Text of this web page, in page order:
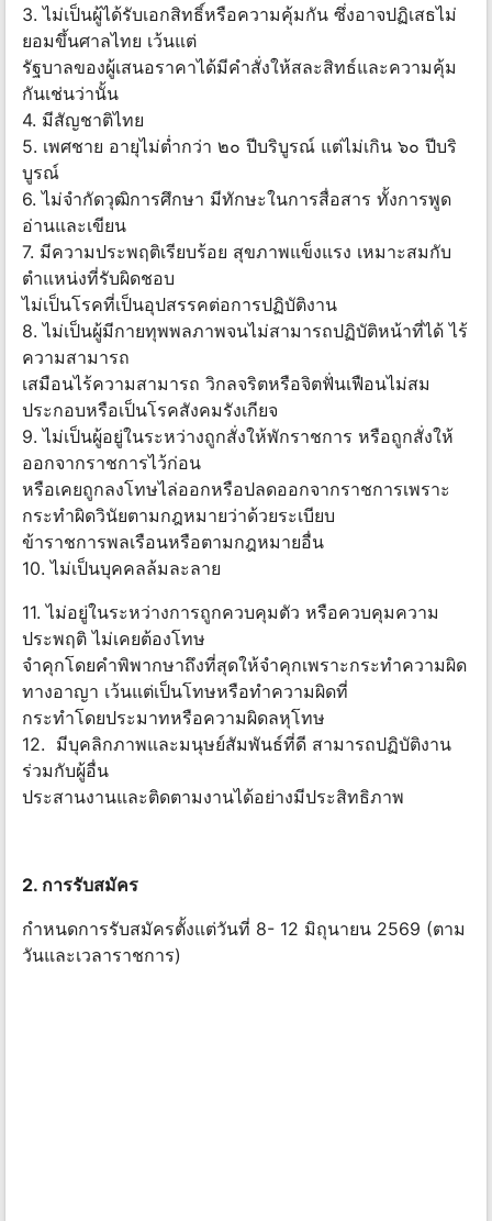
3. ไม่เป็นผู้ได้รับเอกสิทธิ์หรือความคุ้มกัน ซึ่งอาจปฏิเสธไม่
ยอมขึ้นศาลไทย เว้นแต่
รัฐบาลของผู้เสนอราคาได้มีคำสั่งให้สละสิทธ์และความคุ้ม
กันเช่นว่านั้น
4. มีสัญชาติไทย
5. เพศชาย อายุไม่ต่ำกว่า ๒๐ ปีบริบูรณ์ แต่ไม่เกิน ๖๐ ปีบริ
บูรณ์
6. ไม่จำกัดวุฒิการศึกษา มีทักษะในการสื่อสาร ทั้งการพูด
อ่านและเขียน
7. มีความประพฤติเรียบร้อย สุขภาพแข็งแรง เหมาะสมกับ
ตำแหน่งที่รับผิดชอบ
ไม่เป็นโรคที่เป็นอุปสรรคต่อการปฏิบัติงาน
8. ไม่เป็นผู้มีกายทุพพลภาพจนไม่สามารถปฏิบัติหน้าที่ได้ ไร้
ความสามารถ
เสมือนไร้ความสามารถ วิกลจริตหรือจิตฟั่นเฟือนไม่สม
ประกอบหรือเป็นโรคสังคมรังเกียจ
9. ไม่เป็นผู้อยู่ในระหว่างถูกสั่งให้พักราชการ หรือถูกสั่งให้
ออกจากราชการไว้ก่อน
หรือเคยถูกลงโทษไล่ออกหรือปลดออกจากราชการเพราะ
กระทำผิดวินัยตามกฎหมายว่าด้วยระเบียบ
ข้าราชการพลเรือนหรือตามกฎหมายอื่น
10. ไม่เป็นบุคคลล้มละลาย
11. ไม่อยู่ในระหว่างการถูกควบคุมตัว หรือควบคุมความ
ประพฤติ ไม่เคยต้องโทษ
จำคุกโดยคำพิพากษาถึงที่สุดให้จำคุกเพราะกระทำความผิด
ทางอาญา เว้นแต่เป็นโทษหรือทำความผิดที่
กระทำโดยประมาทหรือความผิดลหุโทษ
12. มีบุคลิกภาพและมนุษย์สัมพันธ์ที่ดี สามารถปฏิบัติงาน
ร่วมกับผู้อื่น
ประสานงานและติดตามงานได้อย่างมีประสิทธิภาพ
2. การรับสมัคร
กำหนดการรับสมัครตั้งแต่วันที่ 8- 12 มิถุนายน 2569 (ตาม
วันและเวลาราชการ)